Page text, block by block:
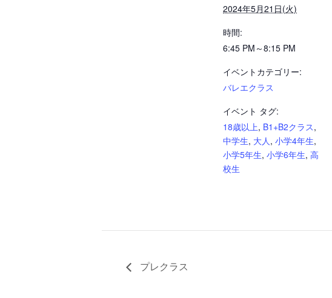
2024年5月21日(火)
時間:
6:45 PM～8:15 PM
イベントカテゴリー:
バレエクラス
イベント タグ:
18歳以上, B1+B2クラス,
中学生, 大人, 小学4年生,
小学5年生, 小学6年生, 高
校生
プレクラス